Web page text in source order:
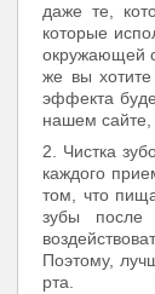
даже те,
которые
окружающей
же вы хотите
эффекта
нашем сайте,
2. Чистка
каждого
том, что
зубы после
Поэтому,
рта.